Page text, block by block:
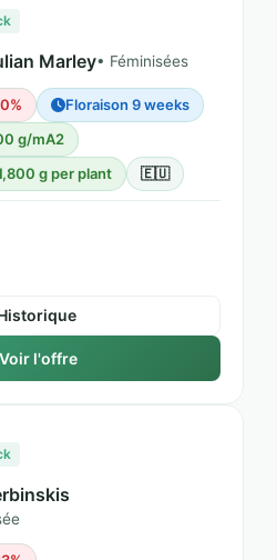
Marley• Féminisées
Floraison 9 weeks
g/mA2
g per plant
🇪🇺
l'offre